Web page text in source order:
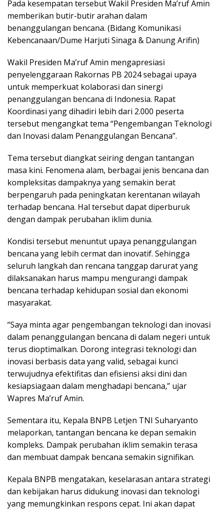
Pada kesempatan tersebut Wakil Presiden Ma’ruf Amin
memberikan butir-butir arahan dalam
benanggulangan bencana. (Bidang Komunikasi
Kebencanaan/Dume Harjuti Sinaga & Danung Arifin)
Wakil Presiden Ma’ruf Amin mengapresiasi
penyelenggaraan Rakornas PB 2024 sebagai upaya
untuk memperkuat kolaborasi dan sinergi
penanggulangan bencana di Indonesia. Rapat
Koordinasi yang dihadiri lebih dari 2.000 peserta
tersebut mengangkat tema “Pengembangan Teknologi
dan Inovasi dalam Penanggulangan Bencana”.
Tema tersebut diangkat seiring dengan tantangan
masa kini. Fenomena alam, berbagai jenis bencana dan
kompleksitas dampaknya yang semakin berat
berpengaruh pada peningkatan kerentanan wilayah
terhadap bencana. Hal tersebut dapat diperburuk
dengan dampak perubahan iklim dunia.
Kondisi tersebut menuntut upaya penanggulangan
bencana yang lebih cermat dan inovatif. Sehingga
seluruh langkah dan rencana tanggap darurat yang
dilaksanakan harus mampu mengurangi dampak
bencana terhadap kehidupan sosial dan ekonomi
masyarakat.
“Saya minta agar pengembangan teknologi dan inovasi
dalam penanggulangan bencana di dalam negeri untuk
terus dioptimalkan. Dorong integrasi teknologi dan
inovasi berbasis data yang valid, sebagai kunci
terwujudnya efektifitas dan efisiensi aksi dini dan
kesiapsiagaan dalam menghadapi bencana,” ujar
Wapres Ma’ruf Amin.
Sementara itu, Kepala BNPB Letjen TNI Suharyanto
melaporkan, tantangan bencana ke depan semakin
kompleks. Dampak perubahan iklim semakin terasa
dan membuat dampak bencana semakin signifikan.
Kepala BNPB mengatakan, keselarasan antara strategi
dan kebijakan harus didukung inovasi dan teknologi
yang memungkinkan respons cepat. Ini akan dapat